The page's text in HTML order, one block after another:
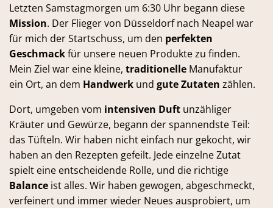
Letzten Samstagmorgen um 6:30 Uhr begann diese
Mission. Der Flieger von Düsseldorf nach Neapel war
für mich der Startschuss, um den perfekten
Geschmackfür unsere neuen Produkte zu finden.
Mein Ziel war eine kleine, traditionelle Manufaktur
ein Ort, an dem Handwerk und gute Zutaten zählen.
Dort, umgeben vom intensiven Duft unzähliger
Kräuter und Gewürze, begann der spannendste Teil:
das Tüfteln. Wir haben nicht einfach nur gekocht, wir
haben an den Rezepten gefeilt. Jede einzelne Zutat
spielt eine entscheidende Rolle, und die richtige
Balance ist alles. Wir haben gewogen, abgeschmeckt,
verfeinert und immer wieder Neues ausprobiert, um